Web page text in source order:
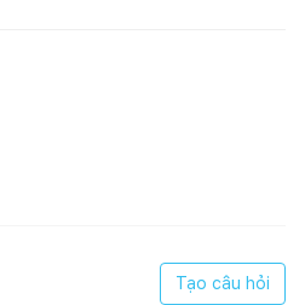
Tạo câu hỏi